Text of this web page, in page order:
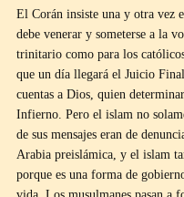
El Corán insiste una y otra vez
debe venerar y someterse a la
trinitario como para los
que un día llegará el Juicio
cuentas a Dios, quien
Infierno. Pero el islam no
de sus mensajes eran de
Arabia preislámica, y el islam
porque es una forma de